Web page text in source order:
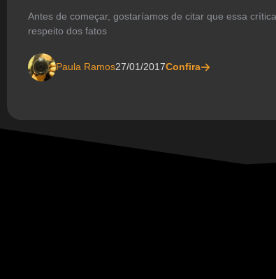
Antes de começar, gostaríamos de citar que essa
respeito dos fatos
Paula Ramos27/01/2017Confira